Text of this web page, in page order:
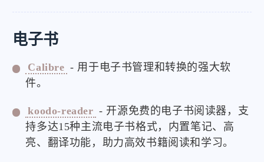
电子书
Calibre - 用于电子书管理和转换的强大软
件。
koodo-reader - 开源免费的电子书阅读器，支
持多达15种主流电子书格式，内置笔记、高
亮、翻译功能，助力高效书籍阅读和学习。